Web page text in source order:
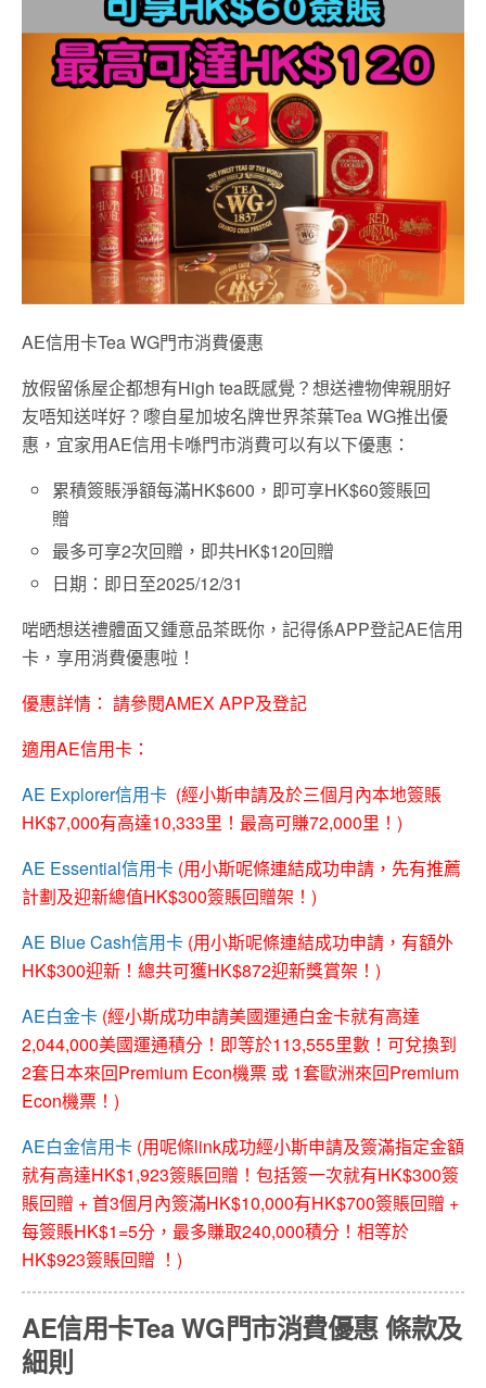
AE信用卡Tea WG門市消費優惠
放假留係屋企都想有High tea既感覺？想送禮物俾親朋好
友唔知送咩好？嚟自星加坡名牌世界茶葉Tea WG推出優
惠，宜家用AE信用卡喺門市消費可以有以下優惠：
累積簽賬淨額每滿HK$600，即可享HK$60簽賬回
贈
最多可享2次回贈，即共HK$120回贈
日期：即日至2025/12/31
啱晒想送禮體面又鍾意品茶既你，記得係APP登記AE信用
卡，享用消費優惠啦！
優惠詳情： 請參閱AMEX APP及登記
適用AE信用卡：
AE Explorer信用卡 (經小斯申請及於三個月內本地簽賬
HK$7,000有高達10,333里！最高可賺72,000里！)
AE Essential信用卡 (用小斯呢條連結成功申請，先有推薦
計劃及迎新總值HK$300簽賬回贈架！)
AE Blue Cash信用卡 (用小斯呢條連結成功申請，有額外
HK$300迎新！總共可獲HK$872迎新獎賞架！)
AE白金卡 (經小斯成功申請美國運通白金卡就有高達
2,044,000美國運通積分！即等於113,555里數！可兌換到
2套日本來回Premium Econ機票 或 1套歐洲來回Premium
Econ機票！)
AE白金信用卡 (用呢條link成功經小斯申請及簽滿指定金額
就有高達HK$1,923簽賬回贈！包括簽一次就有HK$300簽
賬回贈 + 首3個月內簽滿HK$10,000有HK$700簽賬回贈 +
每簽賬HK$1=5分，最多賺取240,000積分！相等於
HK$923簽賬回贈 ！)
AE信用卡Tea WG門市消費優惠 條款及
細則